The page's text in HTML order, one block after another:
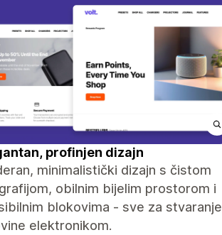
profinjen dizajn
minimalistički dizajn s čistom
obilnim bijelim prostorom i
blokovima - sve za stvaranje
elektronikom.